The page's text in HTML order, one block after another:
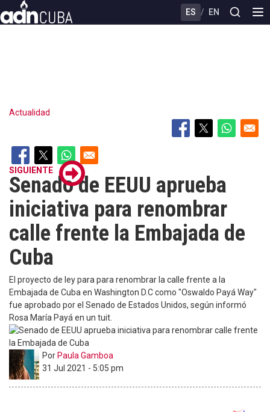
to
ES / EN
Actualidad
SIGUIENTE
Senado de EEUU aprueba
iniciativa para renombrar
calle frente la Embajada de
Cuba
El proyecto de ley para para renombrar la calle frente a la
Embajada de Cuba en Washington D.C como "Oswaldo Payá Way"
fue aprobado por el Senado de Estados Unidos, según informó
Rosa María Payá en un tuit.
Por Paula Gamboa
31 Jul 2021 - 5:05 pm